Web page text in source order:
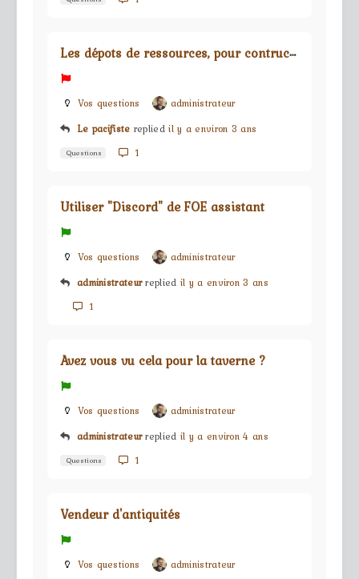
L
es dépots de ressources, pour contructions des bâtiments
Vos questions
administrateur
Le pacifiste repliedil y a environ 3 ans
Questions 1
Utiliser "Discord" de FOE assistant
Vos questions
administrateur
administrateur replied il y a environ 3 ans
1
Avez vous vu cela pour la taverne ?
Vos questions
administrateur
administrateur replied il y a environ 4 ans
Questions 1
Vendeur d'antiquités
Vos questions administrateur